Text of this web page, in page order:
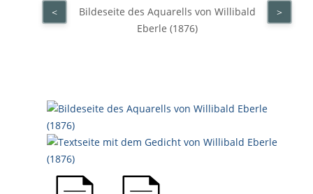
Bildeseite des Aquarells von Willibald
Eberle (1876)
< >